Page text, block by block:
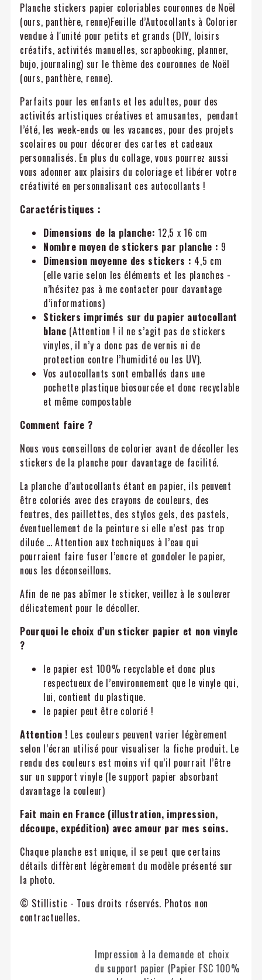
Planche stickers papier coloriables couronnes de Noël
(ours, panthère, renne)Feuille d’Autocollants à Colorier
vendue à l'unité pour petits et grands (DIY, loisirs
créatifs, activités manuelles, scrapbooking, planner,
bujo, journaling) sur le thème des couronnes de Noël
(ours, panthère, renne).
Parfaits pour les enfants et les adultes, pour des
activités artistiques créatives et amusantes, pendant
l’été, les week-ends ou les vacances, pour des projets
scolaires ou pour décorer des cartes et cadeaux
personnalisés. En plus du collage, vous pourrez aussi
vous adonner aux plaisirs du coloriage et libérer votre
créativité en personnalisant ces autocollants !
Caractéristiques :
Dimensions de la planche: 12,5 x 16 cm
Nombre moyen de stickers par planche : 9
Dimension moyenne des stickers : 4,5 cm
(elle varie selon les éléments et les planches -
n’hésitez pas à me contacter pour davantage
d’informations)
Stickers imprimés sur du papier autocollant
blanc (Attention ! il ne s’agit pas de stickers
vinyles, il n’y a donc pas de vernis ni de
protection contre l’humidité ou les UV).
Vos autocollants sont emballés dans une
pochette plastique biosourcée et donc recyclable
et même compostable
Comment faire ?
Nous vous conseillons de colorier avant de décoller les
stickers de la planche pour davantage de facilité.
La planche d’autocollants étant en papier, ils peuvent
être coloriés avec des crayons de couleurs, des
feutres, des paillettes, des stylos gels, des pastels,
éventuellement de la peinture si elle n’est pas trop
diluée … Attention aux techniques à l’eau qui
pourraient faire fuser l’encre et gondoler le papier,
nous les déconseillons.
Afin de ne pas abîmer le sticker, veillez à le soulever
délicatement pour le décoller.
Pourquoi le choix d’un sticker papier et non vinyle
?
le papier est 100% recyclable et donc plus
respectueux de l’environnement que le vinyle qui,
lui, contient du plastique.
le papier peut être colorié !
Attention ! Les couleurs peuvent varier légèrement
selon l’écran utilisé pour visualiser la fiche produit. Le
rendu des couleurs est moins vif qu’il pourrait l’être
sur un support vinyle (le support papier absorbant
davantage la couleur)
Fait main en France (illustration, impression,
découpe, expédition) avec amour par mes soins.
Chaque planche est unique, il se peut que certains
détails diffèrent légèrement du modèle présenté sur
la photo.
© Stillistic - Tous droits réservés. Photos non
contractuelles.
Impression à la demande et choix
du support papier (Papier FSC 100%